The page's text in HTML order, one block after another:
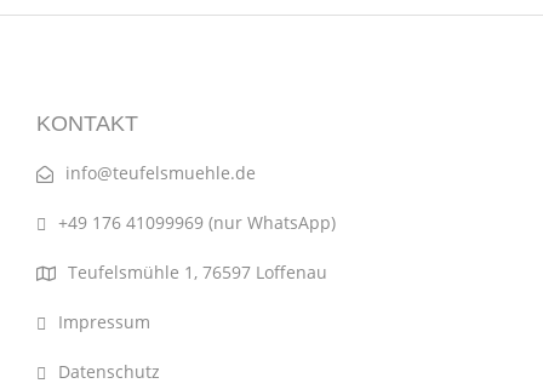
KONTAKT
info@teufelsmuehle.de
+49 176 41099969 (nur WhatsApp)
Teufelsmühle 1, 76597 Loffenau
Impressum
Datenschutz